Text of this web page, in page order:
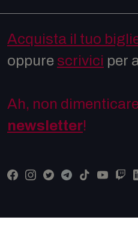
Acquista il tuo
oppure scrivici per
Ah, non
newsletter!